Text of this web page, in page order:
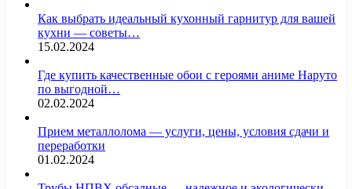
Как выбрать идеальный кухонный гарнитур для вашей
кухни — советы…
15.02.2024
Где купить качественные обои с героями аниме Наруто
по выгодной…
02.02.2024
Прием металлолома — услуги, цены, условия сдачи и
переработки
01.02.2024